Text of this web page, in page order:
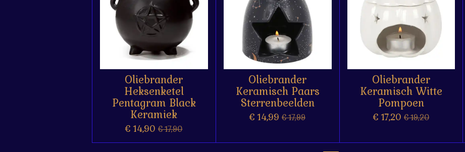
Oliebrander
Heksenketel
Pentagram Black
Keramiek
€ 14,90 € 17,90
Oliebrander
Keramisch Paars
Sterrenbeelden
€ 14,99 € 17,99
Oliebrander
Keramisch Witte
Pompoen
€ 17,20 € 19,20